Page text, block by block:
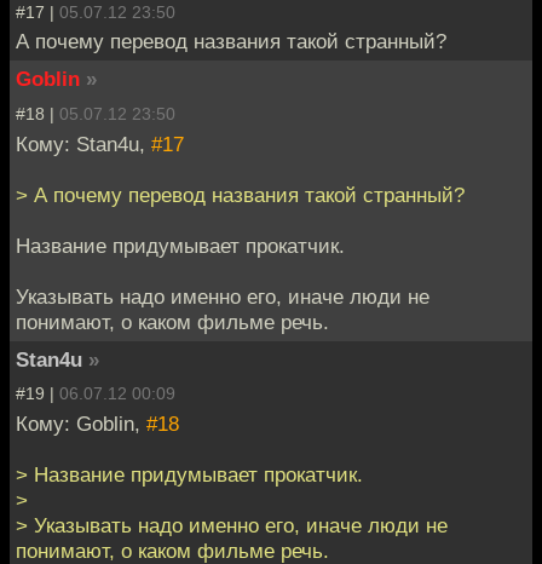
#17 | 05.07.12 23:50
А почему перевод названия такой странный?
Goblin »
#18 | 05.07.12 23:50
Кому: Stan4u, #17
> А почему перевод названия такой странный?
Название придумывает прокатчик.
Указывать надо именно его, иначе люди не
понимают, о каком фильме речь.
Stan4u »
#19 | 06.07.12 00:09
Кому: Goblin, #18
> Название придумывает прокатчик.
>
> Указывать надо именно его, иначе люди не
понимают, о каком фильме речь.